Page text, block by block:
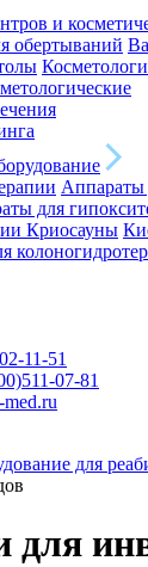
и
обертываний
Аппараты
для
Криосауны
11-51
07-81
для
для